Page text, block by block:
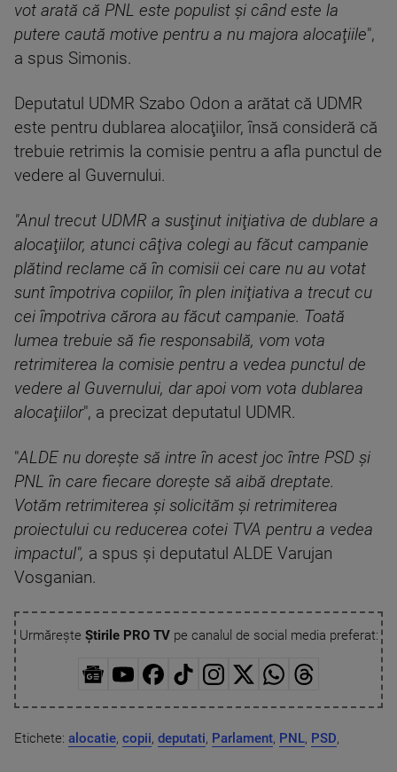
vot arată că PNL este populist şi când este la
putere caută motive pentru a nu majora alocaţiile",
a spus Simonis.
Deputatul UDMR Szabo Odon a arătat că UDMR
este pentru dublarea alocaţiilor, însă consideră că
trebuie retrimis la comisie pentru a afla punctul de
vedere al Guvernului.
"Anul trecut UDMR a susţinut iniţiativa de dublare a
alocaţiilor, atunci câţiva colegi au făcut campanie
plătind reclame că în comisii cei care nu au votat
sunt împotriva copiilor, în plen iniţiativa a trecut cu
cei împotriva cărora au făcut campanie. Toată
lumea trebuie să fie responsabilă, vom vota
retrimiterea la comisie pentru a vedea punctul de
vedere al Guvernului, dar apoi vom vota dublarea
alocaţiilor", a precizat deputatul UDMR.
"ALDE nu doreşte să intre în acest joc între PSD şi
PNL în care fiecare doreşte să aibă dreptate.
Votăm retrimiterea şi solicităm şi retrimiterea
proiectului cu reducerea cotei TVA pentru a vedea
impactul", a spus şi deputatul ALDE Varujan
Vosganian.
Urmărește Știrile PRO TVpe canalul de social media preferat:
Etichete: alocatie, copii, deputati, Parlament, PNL, PSD,